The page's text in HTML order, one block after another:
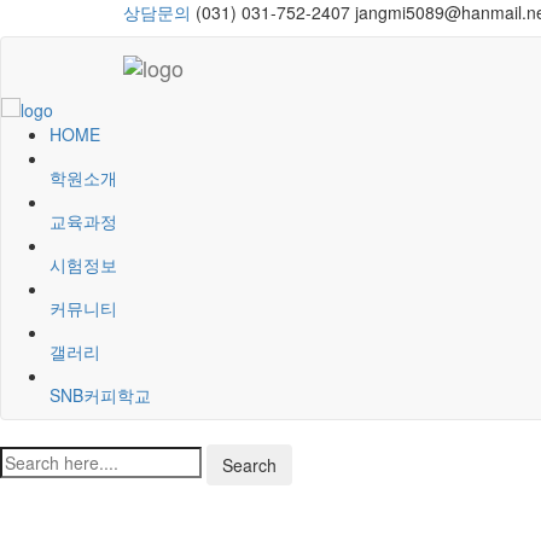
상담문의 (031) 031-752-2407
HOME
학원소개
교육과정
시험정보
커뮤니티
갤러리
SNB커피학교
Search